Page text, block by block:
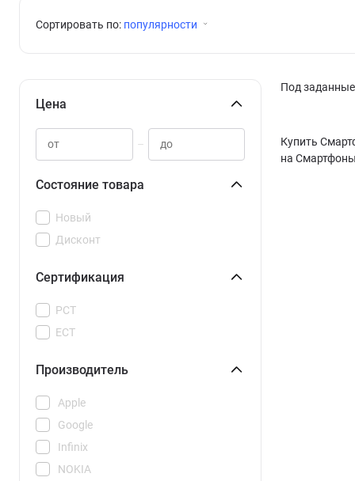
Сортировать по: популярности
Цена
–
Состояние товара
Новый
Дисконт
Сертификация
РСТ
ЕСТ
Производитель
Apple
Google
Infinix
NOKIA
Под
Купить
на